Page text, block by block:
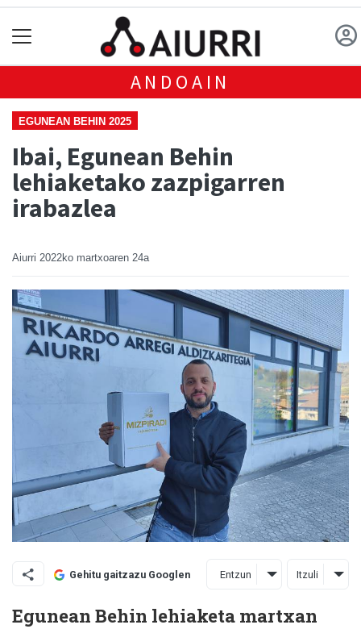
ANDOAIN
EGUNEAN BEHIN 2025
Ibai, Egunean Behin
lehiaketako zazpigarren
irabazlea
Aiurri 2022ko martxoaren 24a
Gehitu gaitzazu Googlen Entzun Itzuli
Egunean Behin lehiaketa martxan